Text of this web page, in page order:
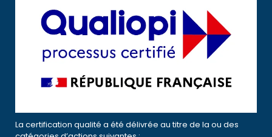
La certification qualité a été délivrée au titre de la ou des